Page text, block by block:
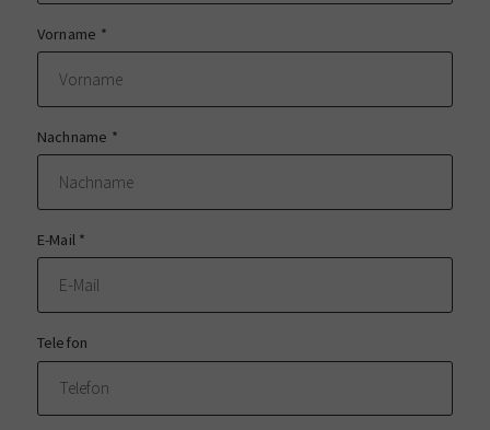
Vorname *
Nachname *
E-Mail *
Telefon